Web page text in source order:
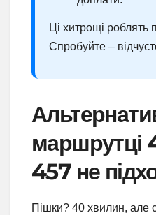
Ці хитрощі роблять
Спробуйте –
маршрутці
457 не
Пішки? 40 хвилин, але